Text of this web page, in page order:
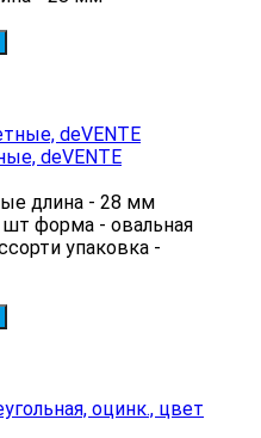
deVENTE
длина - 28 мм
шт форма - овальная
упаковка -